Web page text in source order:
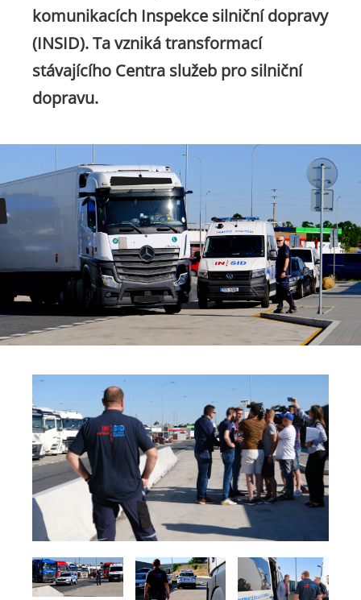
komunikacích Inspekce silniční dopravy
(INSID). Ta vzniká transformací
stávajícího Centra služeb pro silniční
dopravu.